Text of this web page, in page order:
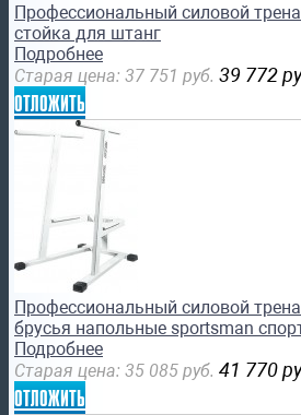
Профессиональный силовой
стойка для штанг
Подробнее
Старая цена: 37 751 руб. 39 772
отложить
Профессиональный силовой
брусья напольные sportsman
Подробнее
Старая цена: 35 085 руб. 41 770
отложить